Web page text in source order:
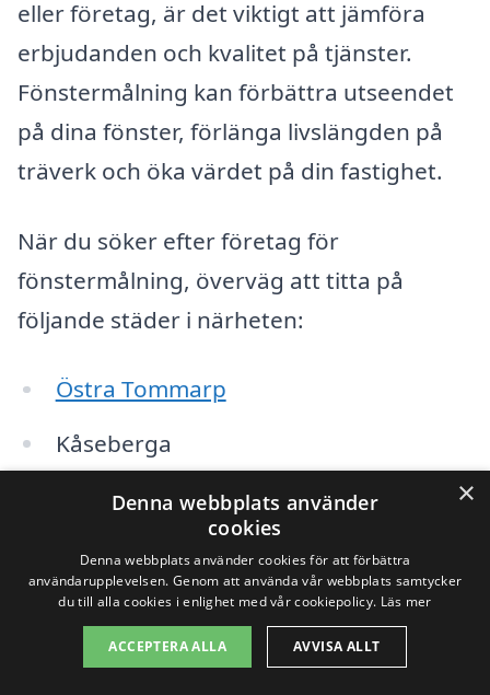
eller företag, är det viktigt att jämföra
erbjudanden och kvalitet på tjänster.
Fönstermålning kan förbättra utseendet
på dina fönster, förlänga livslängden på
träverk och öka värdet på din fastighet.
När du söker efter företag för
fönstermålning, överväg att titta på
följande städer i närheten:
Östra Tommarp
Kåseberga
Ystad
Brösarp
Skivarp
Sjöbo
×
Denna webbplats använder
cookies
Denna webbplats använder cookies för att förbättra
användarupplevelsen. Genom att använda vår webbplats samtycker
du till alla cookies i enlighet med vår cookiepolicy. Läs mer
ACCEPTERA ALLA AVVISA ALLT